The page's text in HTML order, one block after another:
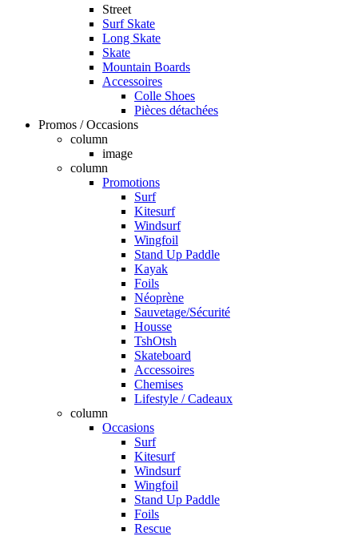
Street
Surf Skate
Long Skate
Skate
Mountain Boards
Accessoires
Colle Shoes
Pièces détachées
Promos / Occasions
column
image
column
Promotions
Surf
Kitesurf
Windsurf
Wingfoil
Stand Up Paddle
Kayak
Foils
Néoprène
Sauvetage/Sécurité
Housse
TshOtsh
Skateboard
Accessoires
Chemises
Lifestyle / Cadeaux
column
Occasions
Surf
Kitesurf
Windsurf
Wingfoil
Stand Up Paddle
Foils
Rescue